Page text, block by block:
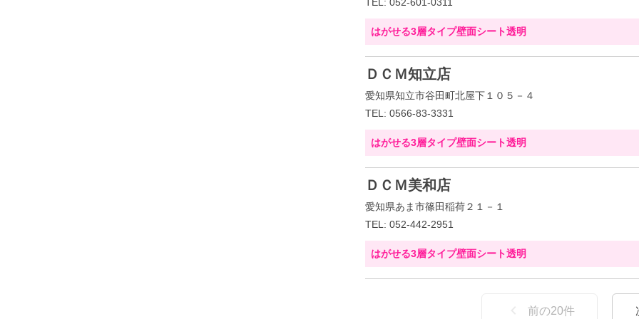
はがせる3層タイプ壁面シート透明
ＤＣＭ知立店
愛知県知立市谷田町北屋下１０５－４
TEL: 0566-83-3331
はがせる3層タイプ壁面シート透明
ＤＣＭ美和店
愛知県あま市篠田稲荷２１－１
TEL: 052-442-2951
はがせる3層タイプ壁面シート透明
前の20件